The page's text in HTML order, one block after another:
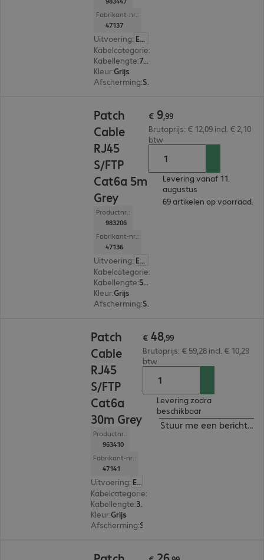
Fabrikant-nr.:
47137
Uitvoering: Europa
Kabelcategorie:
Kabellengte: 7,5 m
Kleur:Grijs
Afscherming: S/FTP (PIMF)
Patch
Cable
RJ45
S/FTP
Cat6a 5m
Grey
Productnr.:
983206
Fabrikant-nr.:
47136
Uitvoering: Europa
Kabelcategorie:
Kabellengte: 5 m
Kleur:Grijs
Afscherming: S/FTP (PIMF)
€ 9,99
Brutoprijs: € 12,09 incl. € 2,10
btw
Levering vanaf 11.
augustus
69 artikelen op voorraad.
Patch
Cable
RJ45
S/FTP
Cat6a
30m Grey
Productnr.:
963410
Fabrikant-nr.:
47141
Uitvoering: Europa
Kabelcategorie:
Kabellengte: 30 m
Kleur:Grijs
Afscherming:
€ 48,99
Brutoprijs: € 59,28 incl. € 10,29
btw
Levering zodra
beschikbaar
Stuur me een bericht